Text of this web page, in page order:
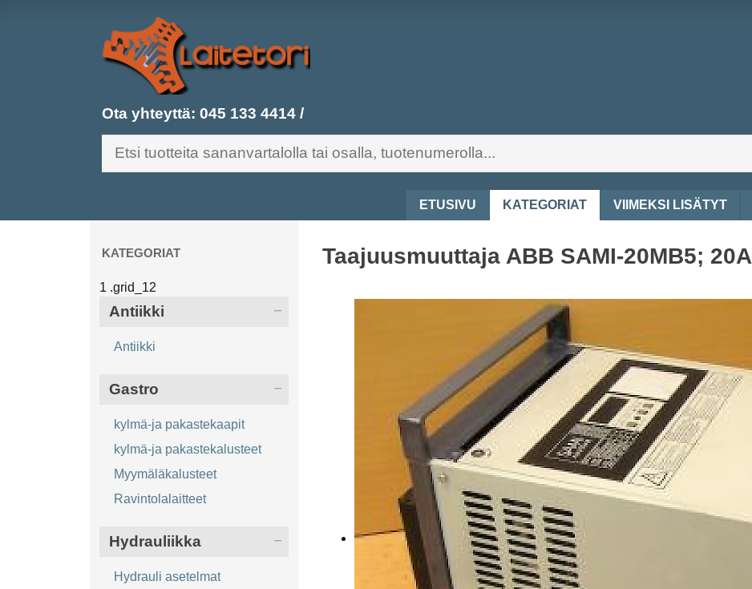
Ota yhteyttä: 045 133 4414 /
ETUSIVU KATEGORIAT VIIMEKSI LISÄTYT
Taajuusmuuttaja ABB SAMI-20MB5; 20A
KATEGORIAT
Antiikki
Antiikki
Gastro
kylmä-ja pakastekaapit
kylmä-ja pakastekalusteet
Myymäläkalusteet
Ravintolalaitteet
Hydrauliikka
Hydrauli asetelmat